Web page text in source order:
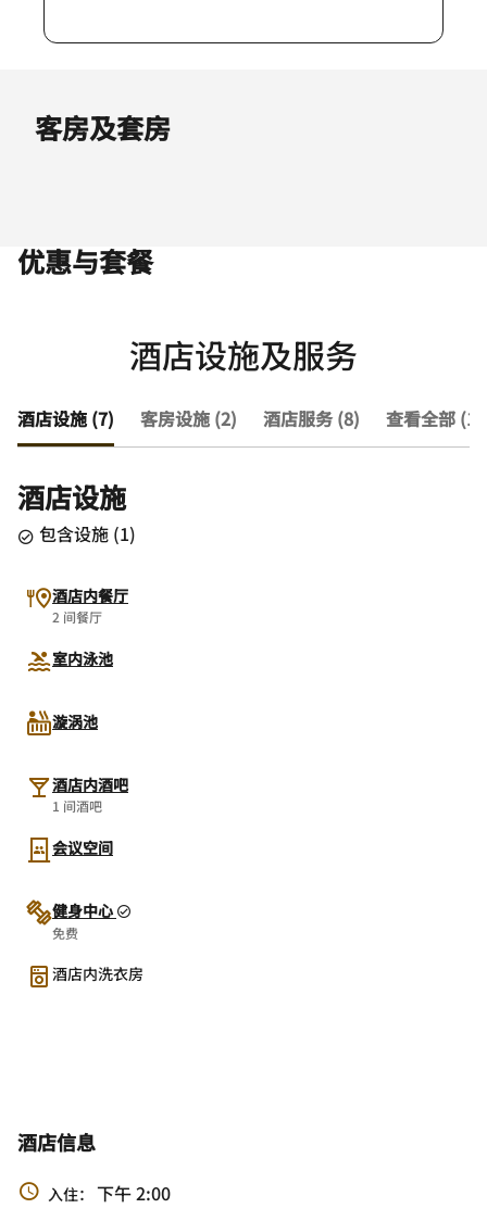
客房及套房
优惠与套餐
酒店设施及服务
酒店设施 (7) 客房设施 (2) 酒店服务 (8) 查看全部
酒店设施
包含设施 (1)
酒店内餐厅
2 间餐厅
室内泳池
漩涡池
酒店内酒吧
1 间酒吧
会议空间
健身中心
免费
酒店内洗衣房
酒店信息
入住： 下午 2:00